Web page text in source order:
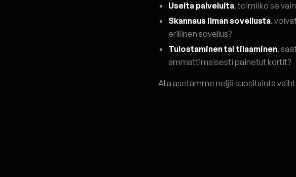
Useita palveluita. toimiiko se
Skannaus ilman sovellusta.
erillinen sovellus?
Tulostaminen tai tilaaminen.
ammattimaisesti painetut kortit?
Alla asetamme neljä suosituinta